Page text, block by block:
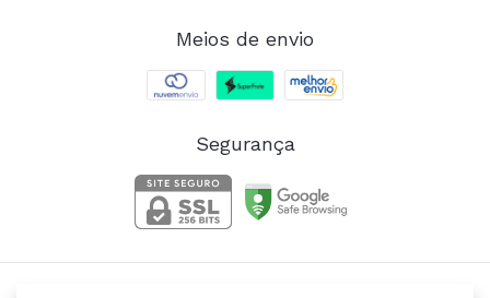
Meios de envio
Segurança